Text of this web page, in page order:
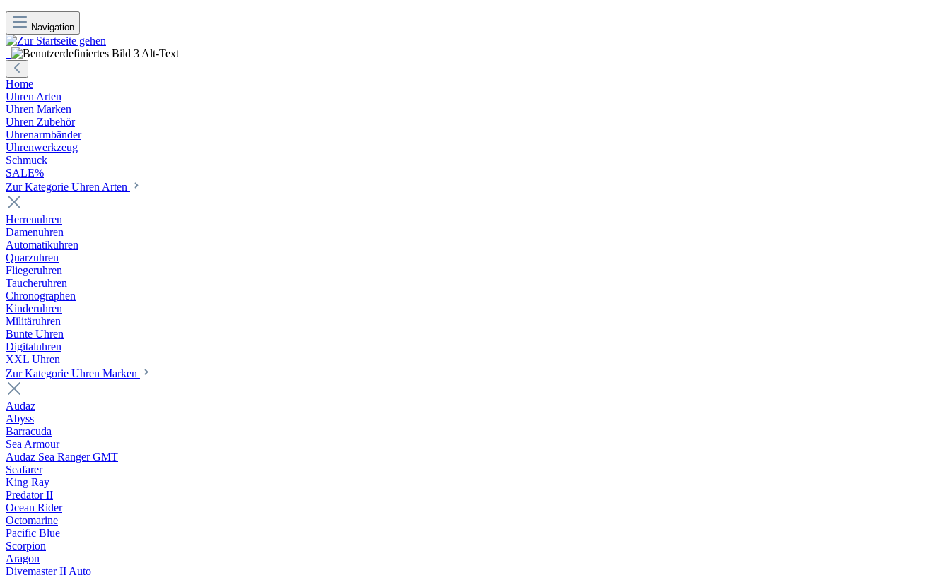
Navigation
Home
Uhren Arten
Uhren Marken
Uhren Zubehör
Uhrenarmbänder
Uhrenwerkzeug
Schmuck
SALE%
Zur Kategorie Uhren Arten
Herrenuhren
Damenuhren
Automatikuhren
Quarzuhren
Fliegeruhren
Taucheruhren
Chronographen
Kinderuhren
Militäruhren
Bunte Uhren
Digitaluhren
XXL Uhren
Zur Kategorie Uhren Marken
Audaz
Abyss
Barracuda
Sea Armour
Audaz Sea Ranger GMT
Seafarer
King Ray
Predator II
Ocean Rider
Octomarine
Pacific Blue
Scorpion
Aragon
Divemaster II Auto